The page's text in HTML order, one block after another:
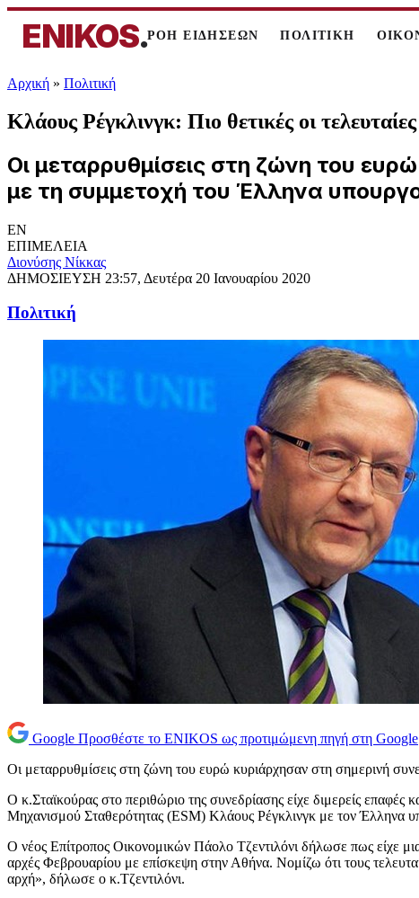
ENIKOS.ΡΟΗ ΕΙΔΗΣΕΩΝ ΠΟΛΙΤΙΚΗ
Αρχική » Πολιτική
Κλάους Ρέγκλινγκ: Πιο θετικές οι
Οι μεταρρυθμίσεις στη ζώνη του
με τη συμμετοχή του Έλληνα
EN
ΕΠΙΜΕΛΕΙΑ
Διονύσης Νίκκας
ΔΗΜΟΣΙΕΥΣΗ 23:57, Δευτέρα 20 Ιανουαρίου 2020
Πολιτική
Google Προσθέστε το ENIKOS ως προτιμώμενη πηγή στη Google
Οι μεταρρυθμίσεις στη ζώνη του ευρώ κυριάρχησαν στη σημερινή
Ο κ.Σταϊκούρας στο περιθώριο της συνεδρίασης είχε διμερείς
Μηχανισμού Σταθερότητας (ESM) Κλάους Ρέγκλινγκ με τον Έλληνα
Ο νέος Επίτροπος Οικονομικών Πάολο Τζεντιλόνι δήλωσε πως είχε
αρχές Φεβρουαρίου με επίσκεψη στην Αθήνα. Νομίζω ότι τους
αρχή», δήλωσε ο κ.Τζεντιλόνι.